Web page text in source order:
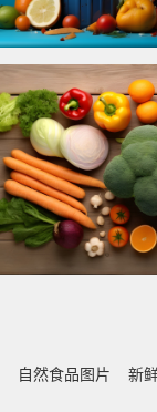
自然食品图片
新